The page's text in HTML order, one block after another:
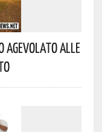
Agevolato Alle